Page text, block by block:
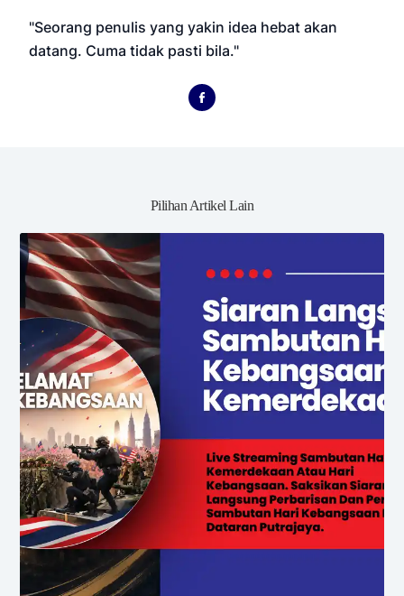
"Seorang penulis yang yakin idea hebat akan
datang. Cuma tidak pasti bila."
Pilihan Artikel Lain